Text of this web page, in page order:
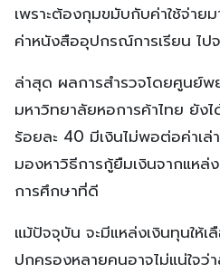
เพราะต้องกุมขมับกับค่าใช้จ่าย
ค่าหนังสืออุปกรณ์การเรียน ไป
ล่าสุด ผลการสำรวจโดยศูนย์
มหาวิทยาลัยหอการค้าไทย ยัง
ร้อยละ 40 มีเงินไม่พอต่อค่าเล่
มองหาวิธีการกู้ยืมเงินจากแหล่
การศึกษาที่ดี
แม้ปัจจุบัน จะมีแหล่งเงินทุนให้
ปกครองหลายคนอาจไม่แน่ใจว่า